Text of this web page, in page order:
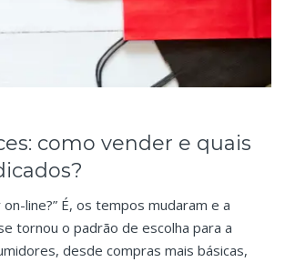
como vender e quais
line?” É, os tempos mudaram e a
tornou o padrão de escolha para a
desde compras mais básicas,